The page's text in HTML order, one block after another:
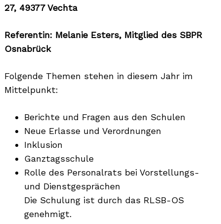
27, 49377 Vechta
Referentin: Melanie Esters, Mitglied des SBPR
Osnabrück
Folgende Themen stehen in diesem Jahr im
Mittelpunkt:
Berichte und Fragen aus den Schulen
Neue Erlasse und Verordnungen
Inklusion
Ganztagsschule
Rolle des Personalrats bei Vorstellungs-
und Dienstgesprächen
Die Schulung ist durch das RLSB-OS
genehmigt.